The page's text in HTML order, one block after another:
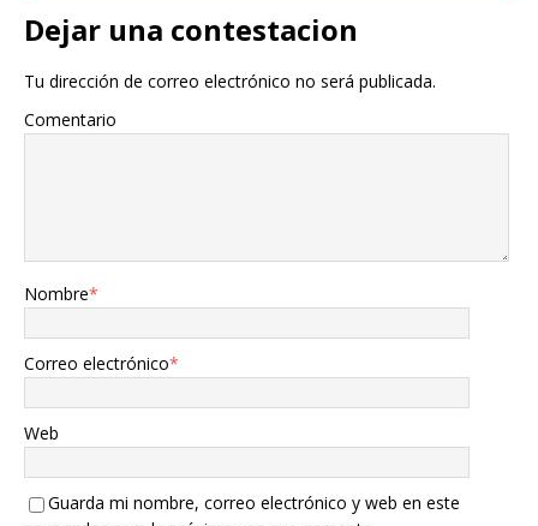
Dejar una contestacion
Tu dirección de correo electrónico no será publicada.
Comentario
Nombre*
Correo electrónico*
Web
Guarda mi nombre, correo electrónico y web en este